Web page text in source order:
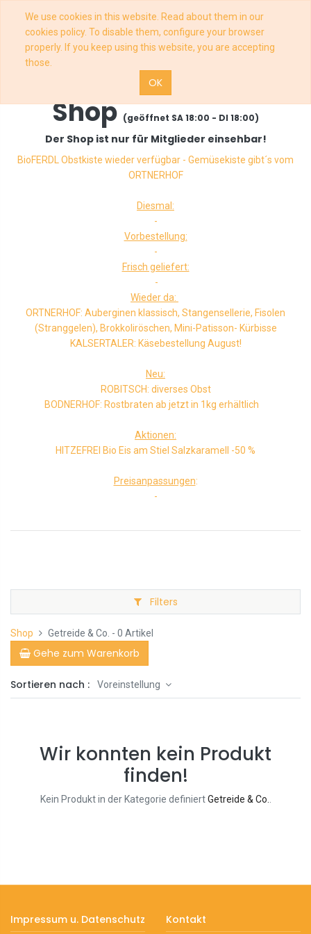
We use cookies in this website. Read about them in our
cookies policy. To disable them, configure your browser
properly. If you keep using this website, you are accepting
those.
OK
Shop(geöffnet SA 18:00 - DI 18:00)
Der Shop ist nur für Mitglieder einsehbar!
BioFERDL Obstkiste wieder verfügbar - Gemüsekiste gibt´s vom
ORTNERHOF
Diesmal:
-
Vorbestellung:
-
Frisch geliefert:
-
Wieder da:
ORTNERHOF: Auberginen klassisch, Stangensellerie, Fisolen
(Stranggelen), Brokkoliröschen, Mini-Patisson- Kürbisse
KALSERTALER: Käsebestellung August!
Neu:
ROBITSCH: diverses Obst
BODNERHOF: Rostbraten ab jetzt in 1kg erhältlich
Aktionen:
HITZEFREI Bio Eis am Stiel Salzkaramell -50 %
Preisanpassungen:
-
Filters
Shop Getreide & Co. - 0 Artikel
Gehe zum Warenkorb
Sortieren nach : Voreinstellung
Wir konnten kein Produkt
finden!
Kein Produkt in der Kategorie definiertGetreide & Co.
Impressum u. Datenschutz Kontakt